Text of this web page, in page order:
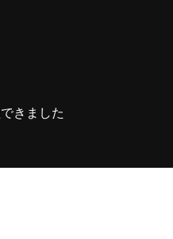
きました